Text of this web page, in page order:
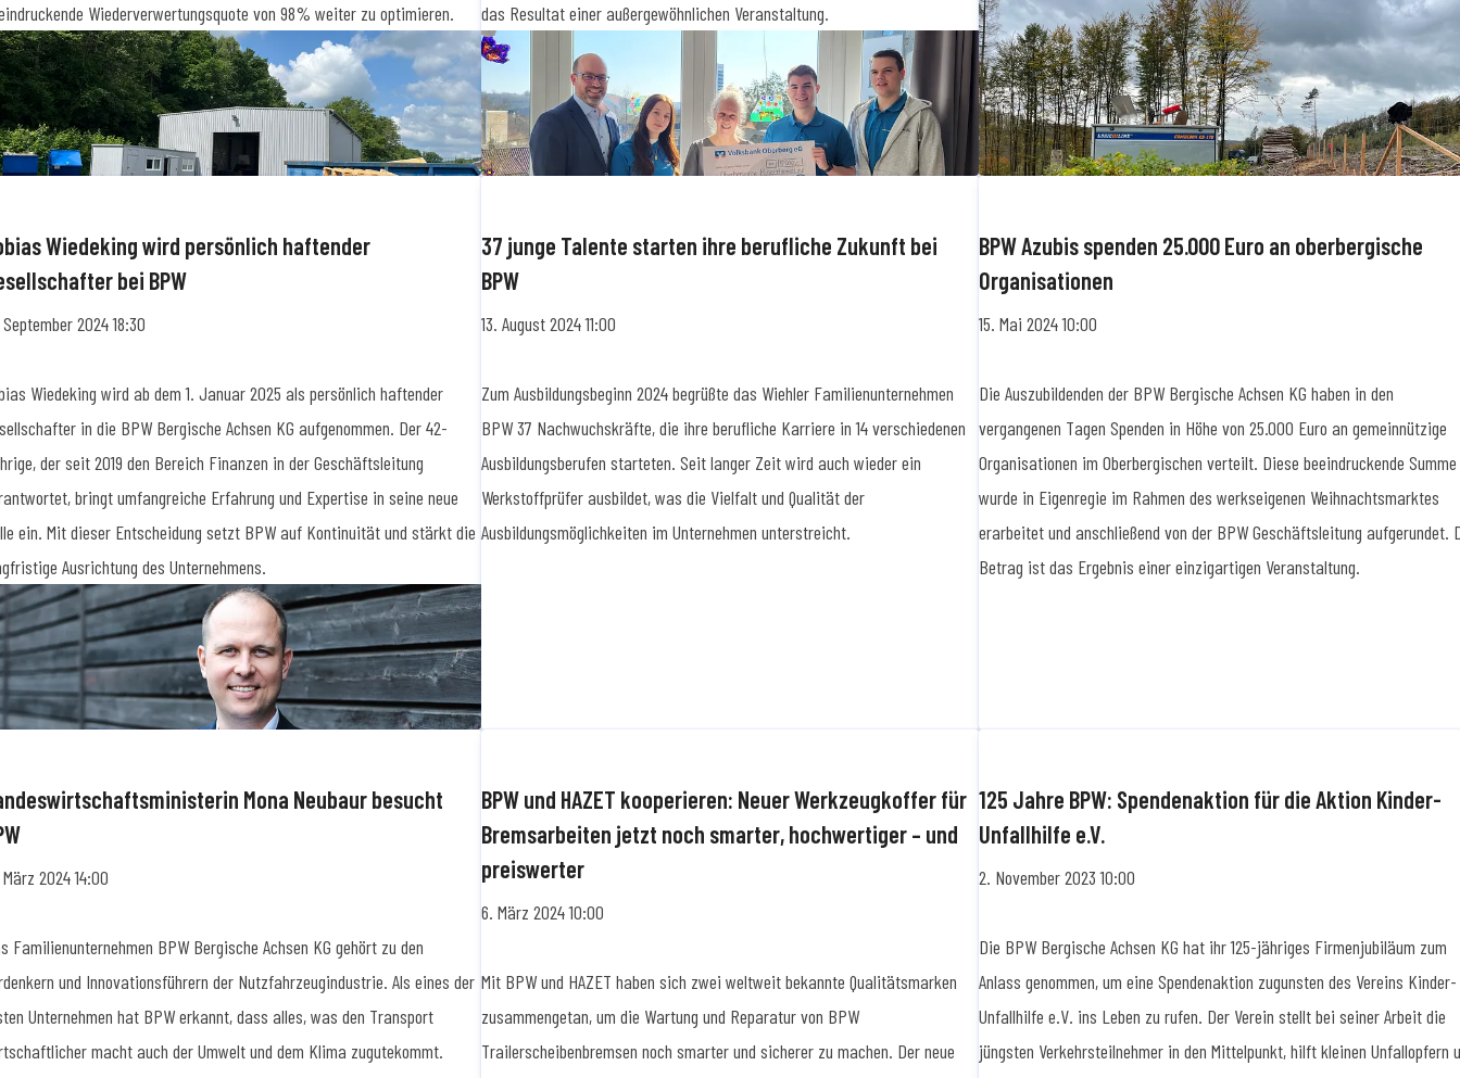
Wiederverwertungsquote von 98% weiter zu optimieren.
das Resultat einer außergewöhnlichen Veranstaltung.
Wiedeking wird persönlich haftender
bei BPW
September 2024 18:30
Wiedeking wird ab dem 1. Januar 2025 als persönlich haftender
in die BPW Bergische Achsen KG aufgenommen. Der 42-
der seit 2019 den Bereich Finanzen in der Geschäftsleitung
bringt umfangreiche Erfahrung und Expertise in seine neue
ein. Mit dieser Entscheidung setzt BPW auf Kontinuität und stärkt die
Ausrichtung des Unternehmens.
37 junge Talente starten ihre berufliche Zukunft bei
BPW
13. August 2024 11:00
Zum Ausbildungsbeginn 2024 begrüßte das Wiehler Familienunternehmen
BPW 37 Nachwuchskräfte, die ihre berufliche Karriere in 14 verschiedenen
Ausbildungsberufen starteten. Seit langer Zeit wird auch wieder ein
Werkstoffprüfer ausbildet, was die Vielfalt und Qualität der
Ausbildungsmöglichkeiten im Unternehmen unterstreicht.
BPW Azubis spenden 25.000 Euro an oberbergische
Organisationen
15. Mai 2024 10:00
Die Auszubildenden der BPW Bergische Achsen KG haben in den
vergangenen Tagen Spenden in Höhe von 25.000 Euro an gemeinnützige
Organisationen im Oberbergischen verteilt. Diese beeindruckende Summe
wurde in Eigenregie im Rahmen des werkseigenen Weihnachtsmarktes
erarbeitet und anschließend von der BPW Geschäftsleitung aufgerundet.
Betrag ist das Ergebnis einer einzigartigen Veranstaltung.
Mona Neubaur besucht
März 2024 14:00
Familienunternehmen BPW Bergische Achsen KG gehört zu den
und Innovationsführern der Nutzfahrzeugindustrie. Als eines der
Unternehmen hat BPW erkannt, dass alles, was den Transport
macht auch der Umwelt und dem Klima zugutekommt.
BPW und HAZET kooperieren: Neuer Werkzeugkoffer für
Bremsarbeiten jetzt noch smarter, hochwertiger – und
preiswerter
6. März 2024 10:00
Mit BPW und HAZET haben sich zwei weltweit bekannte Qualitätsmarken
zusammengetan, um die Wartung und Reparatur von BPW
Trailerscheibenbremsen noch smarter und sicherer zu machen. Der neue
125 Jahre BPW: Spendenaktion für die Aktion Kinder-
Unfallhilfe e.V.
2. November 2023 10:00
Die BPW Bergische Achsen KG hat ihr 125-jähriges Firmenjubiläum zum
Anlass genommen, um eine Spendenaktion zugunsten des Vereins Kinder-
Unfallhilfe e.V. ins Leben zu rufen. Der Verein stellt bei seiner Arbeit die
jüngsten Verkehrsteilnehmer in den Mittelpunkt, hilft kleinen Unfallopfern